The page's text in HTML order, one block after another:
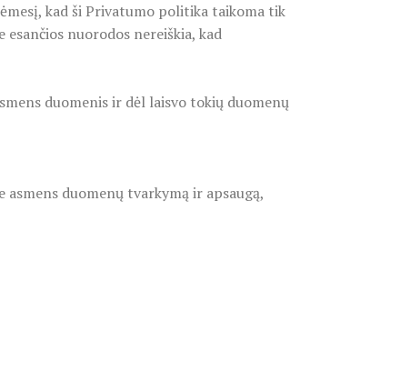
kad ši Privatumo politika taikoma tik
nuorodos nereiškia, kad
duomenis ir dėl laisvo tokių duomenų
duomenų tvarkymą ir apsaugą,